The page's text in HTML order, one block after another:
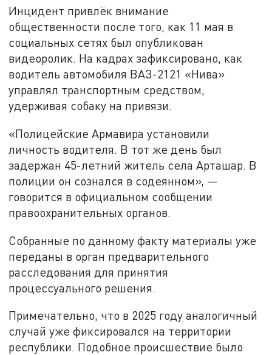
Инцидент привлёк внимание
общественности после того, как 11 мая в
социальных сетях был опубликован
видеоролик. На кадрах зафиксировано, как
водитель автомобиля ВАЗ-2121 «Нива»
управлял транспортным средством,
удерживая собаку на привязи.
«Полицейские Армавира установили
личность водителя. В тот же день был
задержан 45-летний житель села Арташар. В
полиции он сознался в содеянном», —
говорится в официальном сообщении
правоохранительных органов.
Собранные по данному факту материалы уже
переданы в орган предварительного
расследования для принятия
процессуального решения.
Примечательно, что в 2025 году аналогичный
случай уже фиксировался на территории
республики. Подобное происшествие было